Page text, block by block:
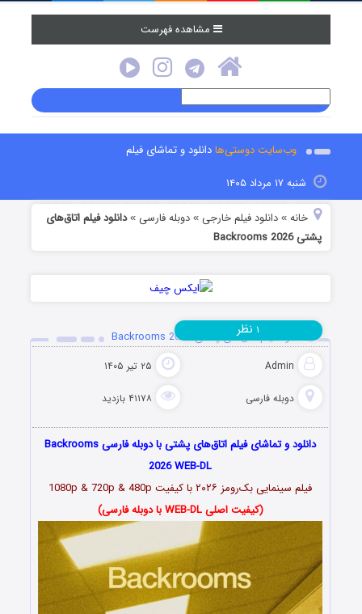
مشاهده فهرست
وب‌سایت دوستی‌هادانلود و تماشای فیلم
شنبه ۱۷ مرداد ۱۴۰۵
خانه »دانلود فیلم خارجی »دوبله فارسی »دانلود فیلم اتاق‌های
پشتی Backrooms 2026
دانلود فیلم اتاق‌های پشتی Backrooms 2026
Admin ۲۵ تیر ۱۴۰۵
دوبله فارسی ۴۱۱۷۸ بازدید
۱ نظر
دانلود و تماشای فیلم اتاق‌های پشتی با دوبله فارسی Backrooms
2026 WEB-DL
فیلم سینمایی بک‌رومز ۲۰۲۶ با کیفیت 1080p & 720p & 480p
(کیفیت اصلی WEB-DL با دوبله فارسی)